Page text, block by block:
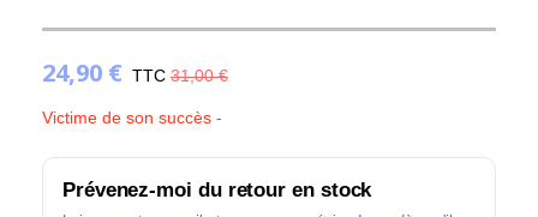
24,90 € TTC 31,00 €
Victime de son succès -
Prévenez-moi du retour en stock